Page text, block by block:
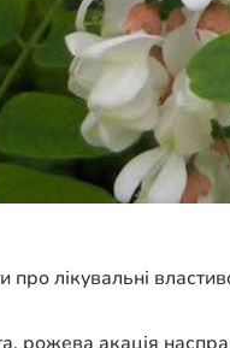
про лікувальні